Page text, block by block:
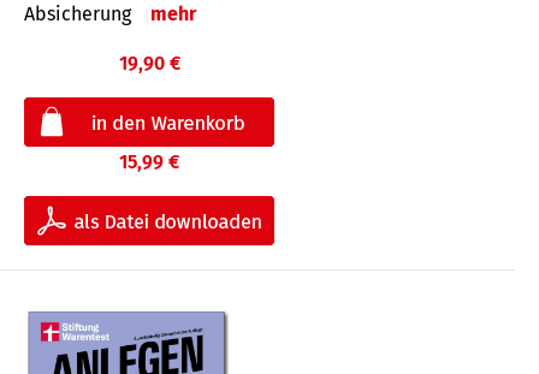
Absicherung
mehr
19,90 €
15,99 €